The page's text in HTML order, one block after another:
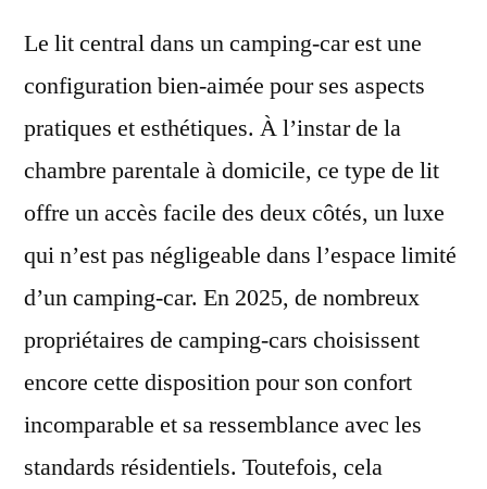
Le lit central dans un camping-car est une
configuration bien-aimée pour ses aspects
pratiques et esthétiques. À l’instar de la
chambre parentale à domicile, ce type de lit
offre un accès facile des deux côtés, un luxe
qui n’est pas négligeable dans l’espace limité
d’un camping-car. En 2025, de nombreux
propriétaires de camping-cars choisissent
encore cette disposition pour son confort
incomparable et sa ressemblance avec les
standards résidentiels. Toutefois, cela